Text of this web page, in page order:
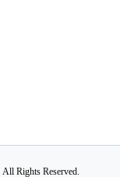
All Rights Reserved.